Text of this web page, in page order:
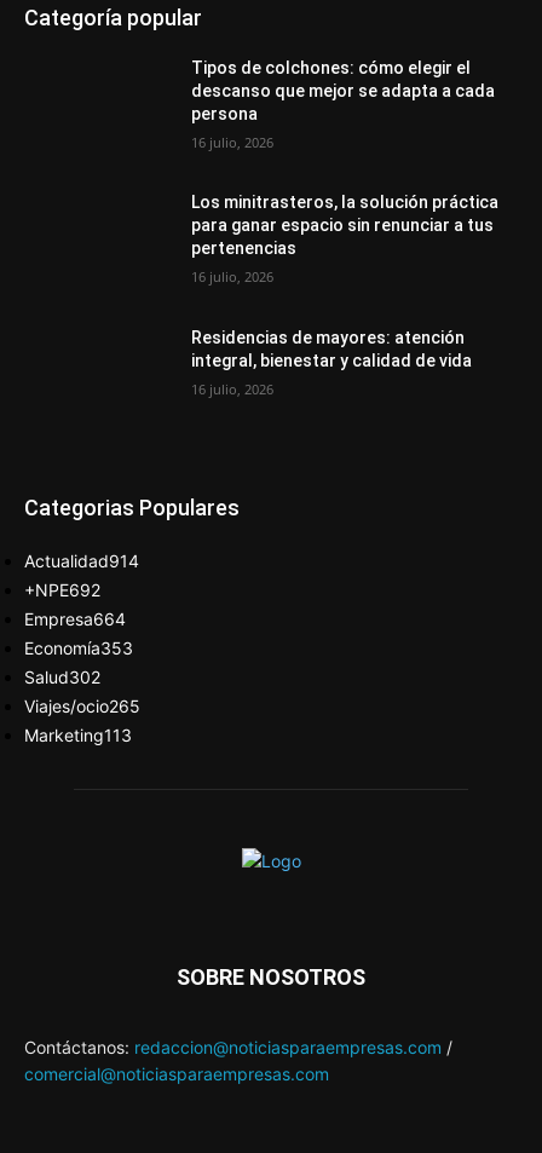
Categoría popular
Tipos de colchones: cómo elegir el
descanso que mejor se adapta a cada
persona
16 julio, 2026
Los minitrasteros, la solución práctica
para ganar espacio sin renunciar a tus
pertenencias
16 julio, 2026
Residencias de mayores: atención
integral, bienestar y calidad de vida
16 julio, 2026
Categorias Populares
Actualidad914
+NPE692
Empresa664
Economía353
Salud302
Viajes/ocio265
Marketing113
SOBRE NOSOTROS
Contáctanos: redaccion@noticiasparaempresas.com /
comercial@noticiasparaempresas.com